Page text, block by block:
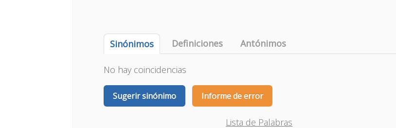
Sinónimos Definiciones Antónimos
No hay coincidencias
Sugerir sinónimo Informe de error
Lista de Palabras